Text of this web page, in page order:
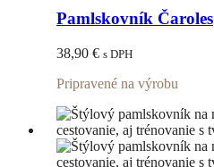
má
viacero
môžete
vybrať
na
stránke
produktu.
Pamlskovník Čaroles
38,90 € s DPH
Pripravené na výrobu